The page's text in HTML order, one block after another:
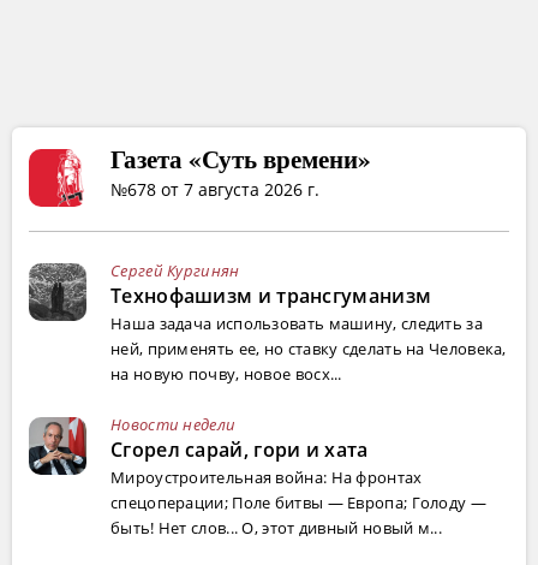
Газета «Суть времени»
№678 от 7 августа 2026 г.
Сергей Кургинян
Технофашизм и трансгуманизм
Наша задача использовать машину, следить за
ней, применять ее, но ставку сделать на Человека,
на новую почву, новое восх...
Новости недели
Сгорел сарай, гори и хата
Мироустроительная война: На фронтах
спецоперации; Поле битвы — Европа; Голоду —
быть! Нет слов... О, этот дивный новый м...